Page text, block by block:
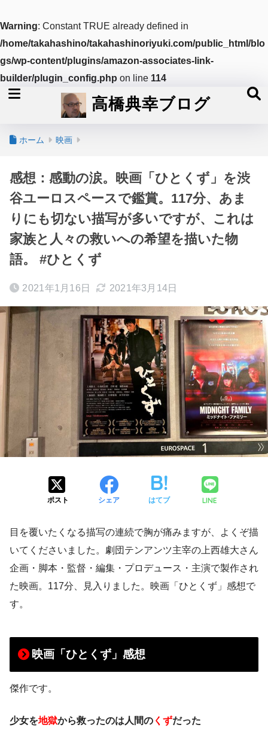
Warning: Constant TRUE already defined in
/home/takahashino/takahashinoriyuki.com/public_html/blo
gs/wp-content/plugins/amazon-associates-link-
builder/plugin_config.php on line 114
高橋典幸ブログ
ホーム 映画
感想：感動の涙。映画「ひとくず」を渋
谷ユーロスペースで鑑賞。117分、あま
りにも切ない描写が多いですが、これは
家族と人々の救いへの希望を描いた物
語。 #ひとくず
2021年1月16日 2021年3月14日
ポスト シェア はてブ LINE
目を覆いたくなる描写の連続で胸が痛みますが、よくぞ描
いてくださいました。劇団テンアンツ主宰の上西雄大さん
企画・脚本・監督・編集・プロデュース・主演で製作され
た映画。117分、見入りました。映画「ひとくず」感想で
す。
映画「ひとくず」感想
傑作です。
少女を地獄から救ったのは人間の くずだった